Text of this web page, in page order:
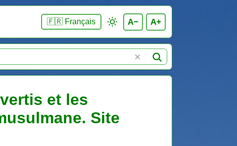
🇫🇷 Français A− A+
et les
Site